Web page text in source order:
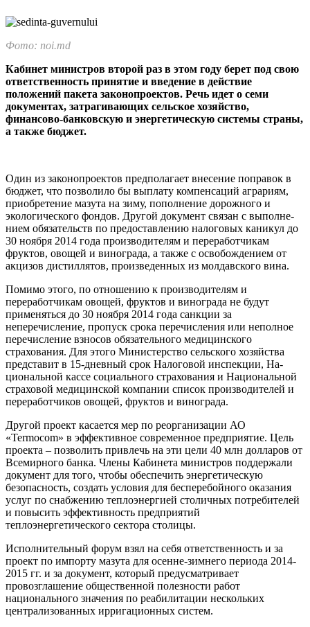
Фото: noi.md
Кабинет министров второй раз в этом году берет под свою
ответственность принятие и введение в действие
положений пакета законопроектов. Речь идет о семи
докумен­тах, затрагивающих сельское хозяйство,
финансово-банковскую и энергетическую системы страны,
а также бюджет.
Один из законопроектов предполагает внесе­ние поправок в
бюджет, что позволило бы выпла­ту компенсаций аграриям,
приобретение мазу­та на зиму, пополнение дорожного и
экологичес­кого фондов. Другой документ связан с выполне­
нием обязательств по предоставлению налоговых каникул до
30 ноября 2014 года производителям и переработчикам
фруктов, овощей и винограда, а также с освобождением от
акцизов дистиллятов, произведенных из молдавского вина.
Помимо этого, по отношению к производите­лям и
переработчикам овощей, фруктов и виног­рада не будут
применяться до 30 ноября 2014 года санкции за
неперечисление, пропуск срока пере­числения или неполное
перечисление взносов обязательного медицинского
страхования. Для этого Министерство сельского хозяйства
предста­вит в 15-дневный срок Налоговой инспекции, На­
циональной кассе социального страхования и На­циональной
страховой медицинской компании список производителей и
переработчиков ово­щей, фруктов и винограда.
Другой проект касается мер по реорганиза­ции АО
«Termocom» в эффективное современное предприятие. Цель
проекта – позволить привлечь на эти цели 40 млн долларов от
Всемирного бан­ка. Члены Кабинета министров поддержали
доку­мент для того, чтобы обеспечить энергетическую
безопасность, создать условия для бесперебойного оказания
услуг по снабжению теплоэнергией сто­личных потребителей
и повысить эффективность предприятий
теплоэнергетического сектора сто­лицы.
Исполнительный форум взял на себя ответс­твенность и за
проект по импорту мазута для осен­не-зимнего периода 2014-
2015 гг. и за документ, который предусматривает
провозглашение общественной полезности работ
национального зна­чения по реабилитации нескольких
централизо­ванных ирригационных систем.